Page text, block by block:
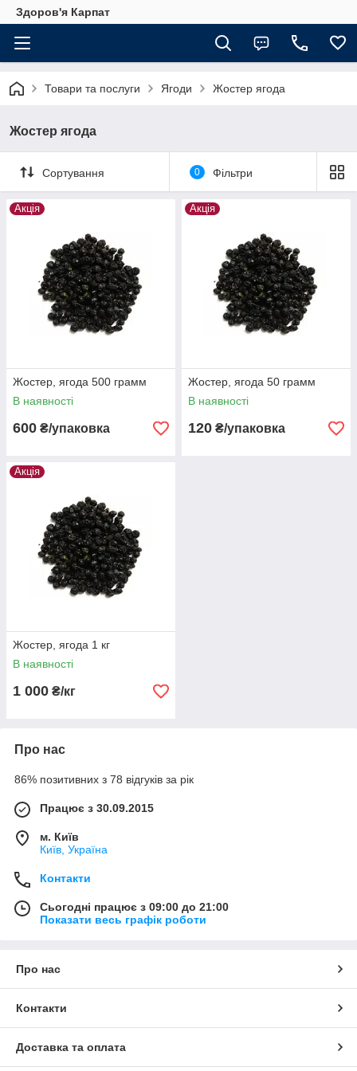
Здоров'я Карпат
Товари та послуги Ягоди Жостер ягода
Жостер ягода
Сортування 0 Фільтри
Акція
Жостер, ягода 500 грамм
В наявності
600 ₴/упаковка
Акція
Жостер, ягода 50 грамм
В наявності
120 ₴/упаковка
Акція
Жостер, ягода 1 кг
В наявності
1 000 ₴/кг
Про нас
86% позитивних з 78 відгуків за рік
Працює з 30.09.2015
м. Київ
Київ, Україна
Контакти
Сьогодні працює з 09:00 до 21:00
Показати весь графік роботи
Про нас
Контакти
Доставка та оплата